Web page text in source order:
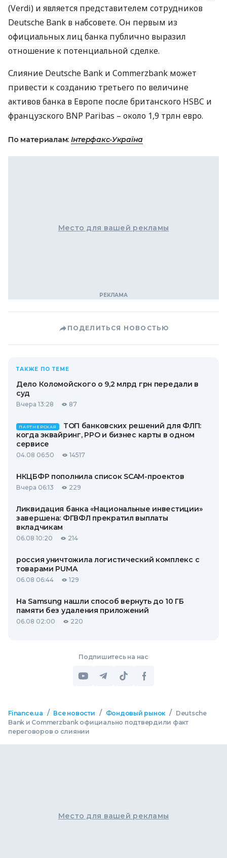
(Verdi) и является представителем сотрудников
Deutsche Bank в набсовете. Он первым из
официальных лиц банка публично выразил
отношение к потенциальной сделке.
Слияние Deutsche Bank и Commerzbank может
привести к созданию третьего по величине
активов банка в Европе после британского HSBC и
французского BNP Paribas – около 1,9 трлн евро.
По материалам: Інтерфакс-Україна
Место для вашей рекламы
ПОДЕЛИТЬСЯ НОВОСТЬЮ
ТАКЖЕ ПО ТЕМЕ
Дело Коломойского о 9,2 млрд грн передали в
суд
Вчера 13:28 87
ПАРТНЕРСКАЯ
ТОП банковских решений для ФЛП:
когда эквайринг, РРО и бизнес карты в одном
сервисе
04.08 06:50 14517
НКЦБФР пополнила список SCAM-проектов
Вчера 06:13 229
Ликвидация банка «Национальные инвестиции»
завершена: ФГВФЛ прекратил выплаты
вкладчикам
06.08 10:20 214
россия уничтожила логистический комплекс с
товарами PUMA
06.08 06:44 129
На Samsung нашли способ вернуть до 10 ГБ
памяти без удаления приложений
06.08 02:00 220
Подпишитесь на нас
Finance.ua / Все новости / Фондовый рынок /
Deutsche
Bank и Commerzbank официально подтвердили факт
переговоров о слиянии
Место для вашей рекламы